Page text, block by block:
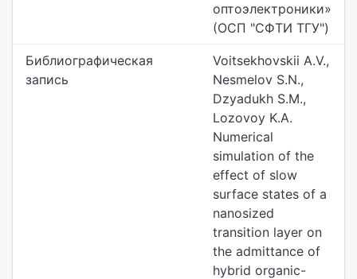
оптоэлектроники»
(ОСП "СФТИ ТГУ")
Библиографическая
запись
Voitsekhovskii A.V.,
Nesmelov S.N.,
Dzyadukh S.M.,
Lozovoy K.A.
Numerical
simulation of the
effect of slow
surface states of a
nanosized
transition layer on
the admittance of
hybrid organic-